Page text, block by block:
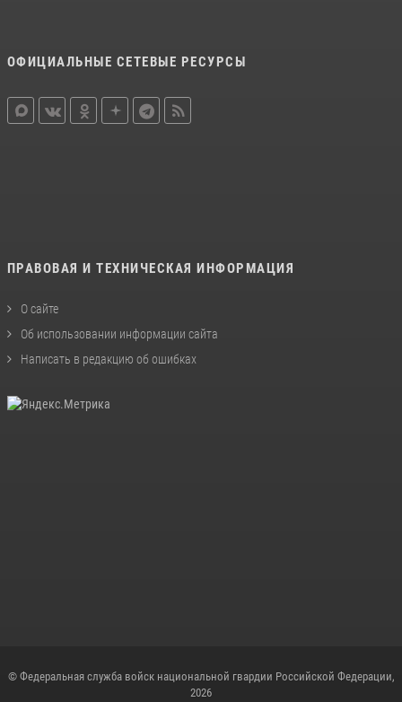
ОФИЦИАЛЬНЫЕ СЕТЕВЫЕ РЕСУРСЫ
ПРАВОВАЯ И ТЕХНИЧЕСКАЯ ИНФОРМАЦИЯ
О сайте
Об использовании информации сайта
Написать в редакцию об ошибках
© Федеральная служба войск национальной гвардии Российской Федерации,
2026